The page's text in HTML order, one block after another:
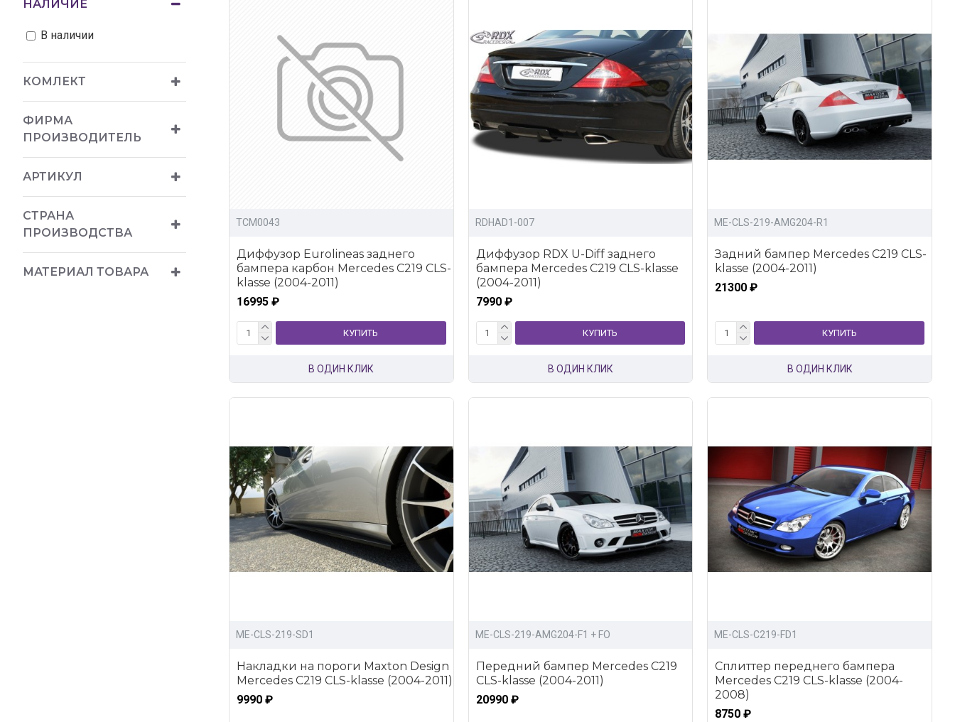
КОМЛЕКТ
ФИРМА
ПРОИЗВОДИТЕЛЬ
АРТИКУЛ
СТРАНА
ПРОИЗВОДСТВА
МАТЕРИАЛ ТОВАРА
НАЛИЧИЕ
В наличии
Купить обвесы для тюнинга Мерседес С219 можно написав нам, либо отправив заявку сразу на сайте с помощью корзины.
TCM0043
Диффузор Eurolineas заднего
бампера карбон Mercedes C219 CLS-
klasse (2004-2011)
16995 ₽
КУПИТЬ
В ОДИН КЛИК
RDHAD1-007
Диффузор RDX U-Diff заднего
бампера Mercedes C219 CLS-klasse
(2004-2011)
7990 ₽
КУПИТЬ
В ОДИН КЛИК
ME-CLS-219-AMG204-R1
Задний бампер Mercedes C219 CLS-
klasse (2004-2011)
21300 ₽
КУПИТЬ
В ОДИН КЛИК
ME-CLS-219-SD1
Накладки на пороги Maxton Design
Mercedes C219 CLS-klasse (2004-2011)
9990 ₽
ME-CLS-219-AMG204-F1 + FO
Передний бампер Mercedes C219
CLS-klasse (2004-2011)
20990 ₽
ME-CLS-C219-FD1
Сплиттер переднего бампера
Mercedes C219 CLS-klasse (2004-
2008)
8750 ₽